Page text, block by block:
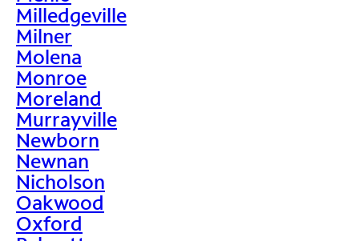
Milledgeville
Milner
Molena
Monroe
Moreland
Murrayville
Newborn
Newnan
Nicholson
Oakwood
Oxford